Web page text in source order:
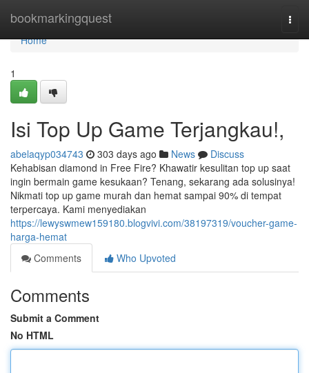
bookmarkingquest
Home
Home
1
Isi Top Up Game Terjangkau!,
abelaqyp034743 303 days ago News
Discuss
Kehabisan diamond in Free Fire? Khawatir kesulitan top up saat
ingin bermain game kesukaan? Tenang, sekarang ada solusinya!
Nikmati top up game murah dan hemat sampai 90% di tempat
terpercaya. Kami menyediakan
https://lewyswmew159180.blogvivi.com/38197319/voucher-game-
harga-hemat
Comments
Who Upvoted
Comments
Submit a Comment
No HTML